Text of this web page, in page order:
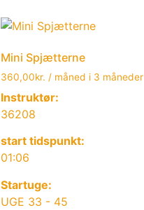
Mini Spjætterne
360,00kr. / måned i 3 måneder
Instruktør:
36208
start tidspunkt:
01:06
Startuge:
UGE 33 - 45